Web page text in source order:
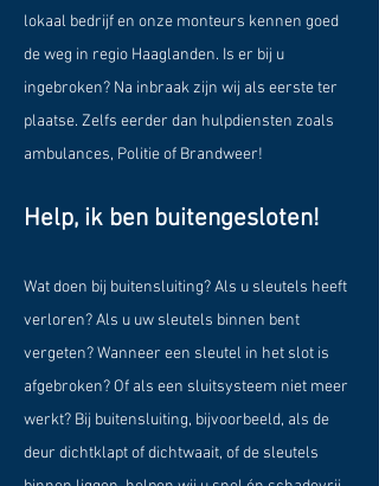
lokaal bedrijf en onze monteurs kennen goed
de weg in regio Haaglanden. Is er bij u
ingebroken? Na inbraak zijn wij als eerste ter
plaatse. Zelfs eerder dan hulpdiensten zoals
ambulances, Politie of Brandweer!
Help, ik ben buitengesloten!
Wat doen bij buitensluiting? Als u sleutels heeft
verloren? Als u uw sleutels binnen bent
vergeten? Wanneer een sleutel in het slot is
afgebroken? Of als een sluitsysteem niet meer
werkt? Bij buitensluiting, bijvoorbeeld, als de
deur dichtklapt of dichtwaait, of de sleutels